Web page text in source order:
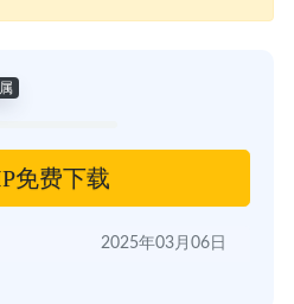
免费下载
2025年03月06日